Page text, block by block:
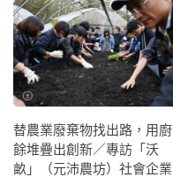
替農業廢棄物找出路，用廚
餘堆疊出創新／專訪「沃
畝」（元沛農坊）社會企業